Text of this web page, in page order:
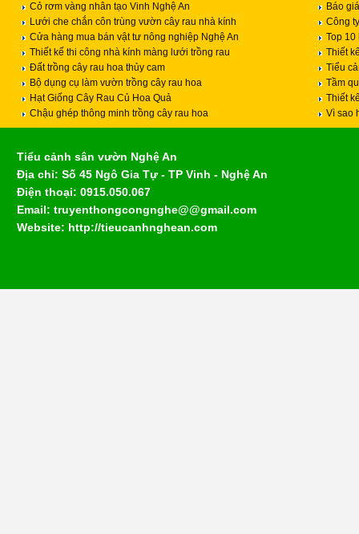
Cỏ rơm vàng nhân tạo Vinh Nghệ An
Lưới che chắn côn trùng vườn cây rau nhà kính
Cửa hàng mua bán vật tư nông nghiệp Nghệ An
Thiết kế thi công nhà kính màng lưới trồng rau
Đất trồng cây rau hoa thủy cam
Bộ dụng cụ làm vườn trồng cây rau hoa
Hạt Giống Cây Rau Củ Hoa Quả
Chậu ghép thông minh trồng cây rau hoa
Báo
Công
Top 10
Thiết
Tiểu
Tầm
Thiết
Vì sao
Tiểu cảnh sân vườn Nghệ An
Địa chỉ: Số 45 Ngô Gia Tự - TP Vinh - Nghệ An
Điện thoại: 0915.050.067
Email: truyenthongcongnghe@@gmail.com
Website: http://tieucanhnghean.com